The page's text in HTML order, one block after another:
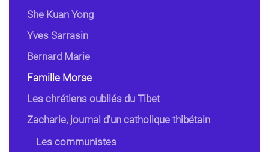
She Kuan Yong
Yves Sarrasin
Bernard Marie
Famille Morse
Les chrétiens oubliés du Tibet
Zacharie, journal d'un catholique thibétain
Les communistes